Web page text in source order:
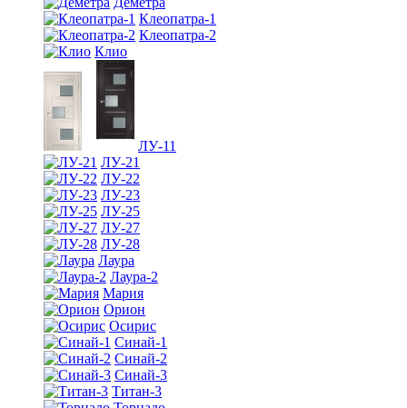
Клеопатра-1
Клеопатра-2
Клио
ЛУ-11
ЛУ-21
ЛУ-22
ЛУ-23
ЛУ-25
ЛУ-27
ЛУ-28
Лаура
Лаура-2
Мария
Орион
Осирис
Синай-1
Синай-2
Синай-3
Титан-3